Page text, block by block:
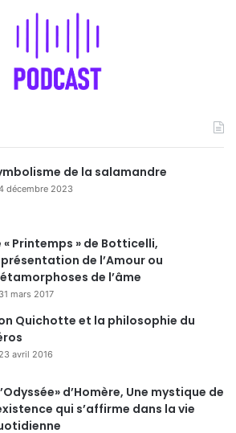
de la salamandre
décembre 2023
« Printemps » de Botticelli,
de l’Amour ou
de l’âme
31 mars 2017
Quichotte et la philosophie du
23 avril 2016
d’Homère, Une mystique de
qui s’affirme dans la vie